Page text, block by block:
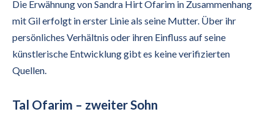
Die Erwähnung von Sandra Hirt Ofarim in Zusammenhang
mit Gil erfolgt in erster Linie als seine Mutter. Über ihr
persönliches Verhältnis oder ihren Einfluss auf seine
künstlerische Entwicklung gibt es keine verifizierten
Quellen.
Tal Ofarim – zweiter Sohn